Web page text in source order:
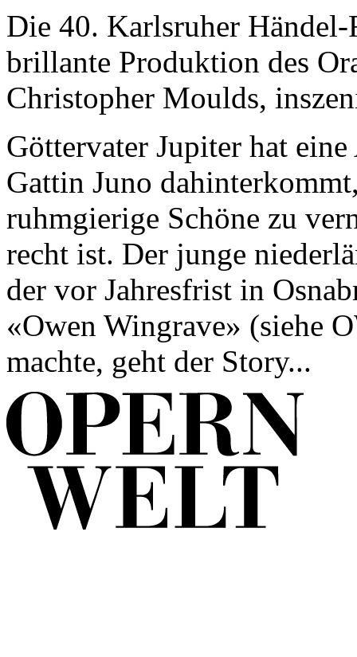
Die 40. Karlsruher Händel-
brillante Produktion des
Christopher Moulds,
Göttervater Jupiter hat
Gattin Juno
ruhmgierige Schöne zu
recht ist. Der junge
der vor Jahresfrist in
«Owen Wingrave» (siehe
machte, geht der Story...